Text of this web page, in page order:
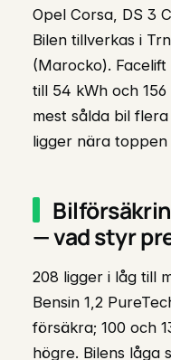
Opel Corsa, DS 3
Bilen tillverkas i
(Marocko).
till 54 kWh och
mest sålda bil
ligger nära toppen
— vad styr
208 ligger i låg till
Bensin 1,2
försäkra; 100 och
högre. Bilens låga